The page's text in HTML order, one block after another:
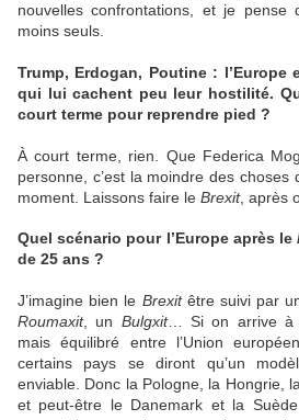
nouvelles confrontations, et je pense
moins seuls.
Trump, Erdogan, Poutine : l’Europe
qui lui cachent peu leur hostilité.
court terme pour reprendre pied ?
À court terme, rien. Que Federica
personne, c’est la moindre des choses
moment. Laissons faire le Brexit, après
Quel scénario pour l’Europe après le
de 25 ans ?
J’imagine bien le Brexit être suivi par
Roumaxit, un Bulgxit… Si on arrive à
mais équilibré entre l’Union
certains pays se diront qu’un
enviable. Donc la Pologne, la Hongrie,
et peut-être le Danemark et la